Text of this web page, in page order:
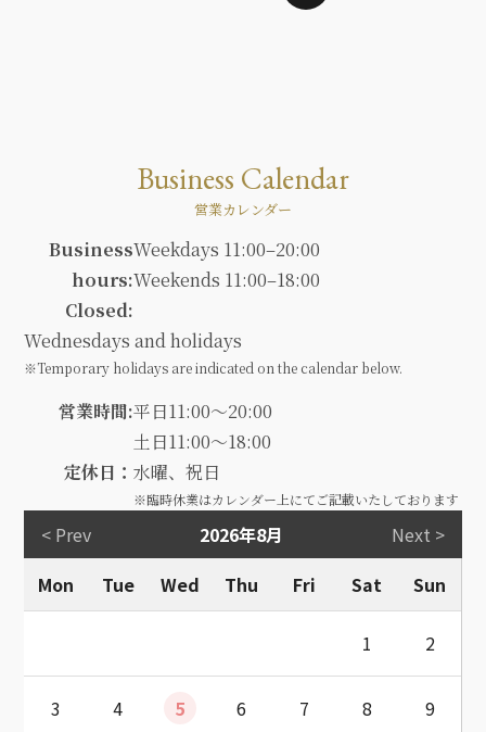
Business Calendar
営業カレンダー
Business
hours:
Weekdays 11:00–20:00
Weekends 11:00–18:00
Closed:
Wednesdays and holidays
※Temporary holidays are indicated on the calendar below.
営業時間:平日11:00～20:00
土日11:00～18:00
定休日：水曜、祝日
※臨時休業はカレンダー上にてご記載いたしております
< Prev 2026年8月
Next >
Mon
Tue Wed Thu Fri Sat Sun
1 2
3 4 5 6 7 8 9